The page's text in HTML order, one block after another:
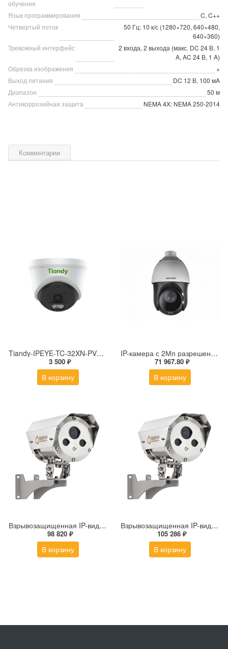
обучения
Язык программирования
C, C++
Четвертый поток
50 Гц: 10 к/с (1280×720, 640×480,
640×360)
Тревожный интерфейс
2 входа, 2 выхода (макс. DC 24 В, 1
A, AC 24 В, 1 A)
Обрезка изображения
+
Выход питания
DC 12 В, 100 мA
Диапазон
50 м
Антикоррозийная защита
NEMA 4X: NEMA 250-2014
Комментарии
Tiandy-IPEYE-TC-32XN-PVZ 2Мп купольная «турель» IP камера с фиксированным объективом, серия SPARK со встроенным агентом IPEYE для ПВЗ
3 500 ₽
В корзину
IP-камера с 2Мп разрешением DS-2DE4225IW-DE(S5)
71 967.80 ₽
В корзину
Взрывозащищенная IP-видеокамера Релион Релион-Exd-Н-100-ИК-IP5Мп2.8mm-PoE-МК-TR
98 820 ₽
В корзину
Взрывозащищенная IP-видеокамера Релион Релион-Exd-Н-100-ИК-IP5Мп2.7-13.5Z-PoE-SD-МК-TR
105 286 ₽
В корзину